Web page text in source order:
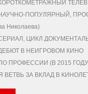
ПОПУЛЯРНЫЙ,
Николаева)
ЦИКЛ
В НЕИГРОВОМ КИНО
ПРОФЕССИИ (В 2015
ВЕТВЬ ЗА ВКЛАД В